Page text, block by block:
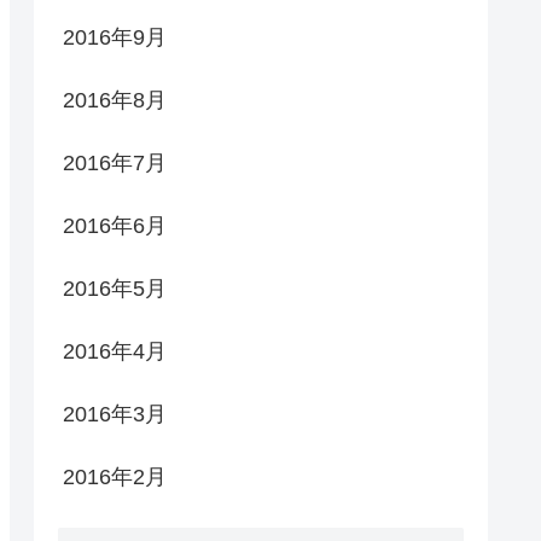
2016年9月
2016年8月
2016年7月
2016年6月
2016年5月
2016年4月
2016年3月
2016年2月